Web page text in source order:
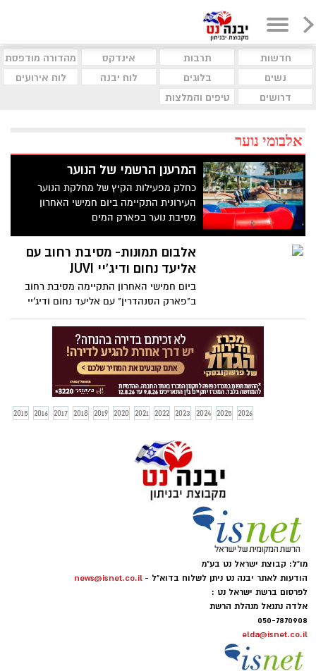
חדשות תרבות אינדקס
מהדורה מודפסת
נשים
בלוגים לוח יבנה
לוח אירועים
דרושים
טיפים והמלצות
אלבומי נוער
המרענן הרשמי של הנוער
כחלק מפעילות הקיץ של מחלקת הנוער
העירונית התקיימה ביום חמישי האחרון
מסיבת נוער בפארק המים
אלבום תמונות- מסיבת רחוב עם
אליעד נחום ודיג'יי JUVI
ביום חמישי האחרון התקיימה מסיבת רחוב
ב"פארק הסנהדרין" עם אליעד נחום ודיג'יי
JUVI אל המסיבה הגיעו כ-1000 בני נוער
מהעיר ומחוצה לה, הבאנו לכם את כל
התמונות הכי שוות, כנסו וחפשו את עצמכם
2015 2016 2017 2018 2019 2020 2021 2022 2023 2024 2025 2026
מו"ל: קבוצת ישראל נט בע"מ
הודעות לאתר יבנה נט ניתן לשלוח בדוא"ל - news@isnet.co.il
לפרסום ברשת ישראל נט :
אלדה נתנאל מנהלת הרשת
050-7870908
elda@isnet.co.il